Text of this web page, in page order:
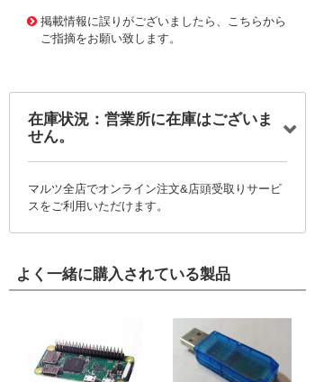
掲載情報に誤りがございましたら、こちらから
ご指摘をお願い致します。
在庫状況：営業所に在庫はございま
せん。
マルツ全店でオンライン注文&店頭受取りサービ
スをご利用いただけます。
よく一緒に購入されている製品